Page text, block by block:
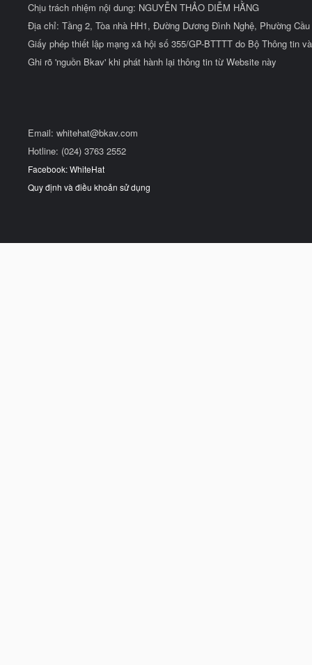
Chịu trách nhiệm nội dung: NGUYỄN THẢO DIỄM HẰNG
Địa chỉ: Tầng 2, Tòa nhà HH1, Đường Dương Đình Nghệ, Phường
Giấy phép thiết lập mạng xã hội số 355/GP-BTTTT do Bộ Thông tin
Ghi rõ 'nguồn Bkav' khi phát hành lại thông tin từ Website này
Email: whitehat@bkav.com
Hotline: (024) 3763 2552
Facebook: WhiteHat
Quy định và điều khoản sử dụng